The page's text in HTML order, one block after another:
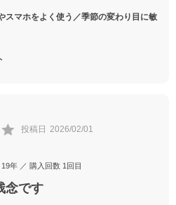
スマホをよく使う／季節の変わり目に敏
投稿日 2026/02/01
19年 ／ 購入回数 1回目
念です